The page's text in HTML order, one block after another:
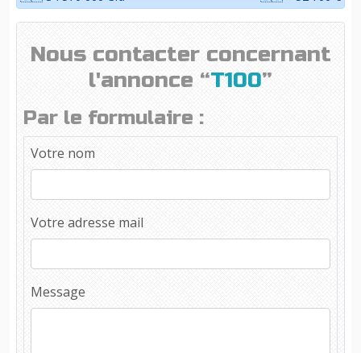
Nous contacter concernant
l'annonce “T100”
Par le formulaire :
Votre nom
Votre adresse mail
Message